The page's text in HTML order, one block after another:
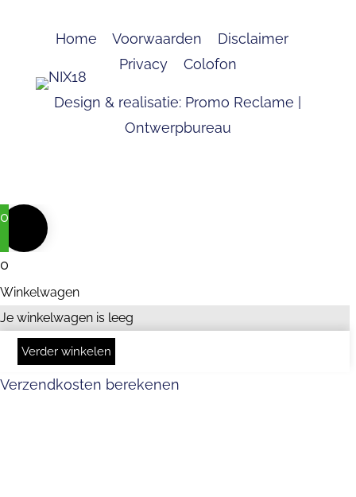
Home Voorwaarden
Disclaimer
Privacy
Colofon
Design & realisatie: Promo Reclame |
Ontwerpbureau
0
0
Winkelwagen
Je winkelwagen is leeg
Verder winkelen
Verzendkosten berekenen